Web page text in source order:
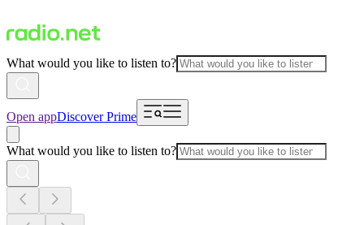
What would you like to listen to?
Open appDiscover Prime
What would you like to listen to?